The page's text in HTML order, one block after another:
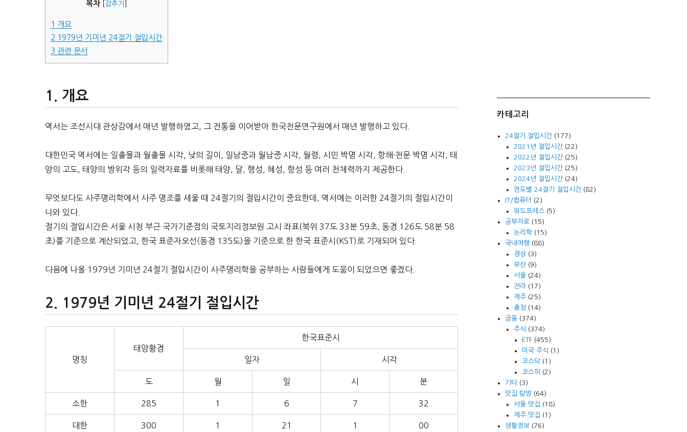
목차 감추기
1 개요
2 1979년 기미년 24절기 절입시간
3 관련 문서
개요
역서는 조선시대 관상감에서 매년 발행하였고, 그 전통을 이어받아 한국천문연구원에서 매년 발행하고 있다.
대한민국 역서에는 일출몰과 월출몰 시각, 낮의 길이, 일남중과 월남중 시각, 월령, 시민 박명 시각, 항해·천문 박명 시각, 태
양의 고도, 태양의 방위각 등의 일력자료를 비롯해 태양, 달, 행성, 혜성, 항성 등 여러 천체력까지 제공한다.
무엇보다도 사주명리학에서 사주 명조를 세울 때 24절기의 절입시간이 중요한데, 역서에는 이러한 24절기의 절입시간이
나와 있다.
절기의 절입시간은 서울 시청 부근 국가기준점의 국토지리정보원 고시 좌표(북위 37도 33분 59초, 동경 126도 58분 58
초)를 기준으로 계산되었고, 한국 표준자오선(동경 135도)을 기준으로 한 한국 표준시(KST)로 기재되어 있다.
다음에 나올 1979년 기미년 24절기 절입시간이 사주명리학을 공부하는 사람들에게 도움이 되었으면 좋겠다.
1979년 기미년 24절기 절입시간
명칭
태양황경
한국표준시
일자 시각
도 월 일 시 분
소한 285 1 6 7 32
대한 300 1 21 1 00
카테고리
24절기 절입시간 (177)
2021년 절입시간(22)
2022년 절입시간(25)
2023년 절입시간(25)
2024년 절입시간(24)
연도별 24절기 절입시간(82)
IT/컴퓨터
(2)
워드프레스(5)
공부자료 (15)
논리학(15)
국내여행 (88)
경상(3)
부산(9)
서울(24)
전라(17)
제주(25)
충청 (14)
금융 (374)
주식 (374)
ETF(455)
미국 주식 (1)
코스닥(1)
코스피
(2)
기타 (3)
맛집 탐방 (64)
서울 맛집 (18)
제주 맛집 (1)
생활정보 (76)